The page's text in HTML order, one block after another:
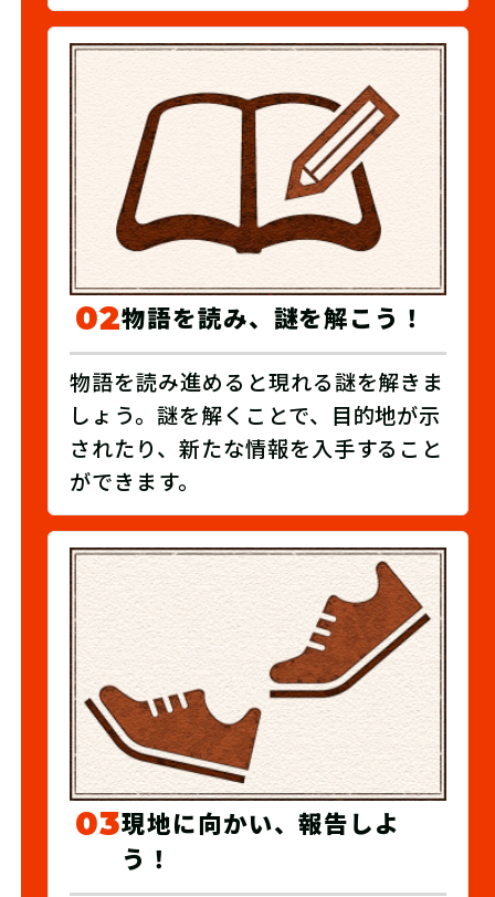
02物語を読み、謎を解こう！
物語を読み進めると現れる謎を解きま
しょう。謎を解くことで、目的地が示
されたり、新たな情報を入手すること
ができます。
03現地に向かい、報告しよ
う！